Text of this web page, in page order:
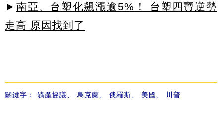
► 南亞、台塑化飆漲逾5%！ 台塑四寶逆勢
走高 原因找到了
關鍵字： 礦產協議 烏克蘭 俄羅斯 美國 川普